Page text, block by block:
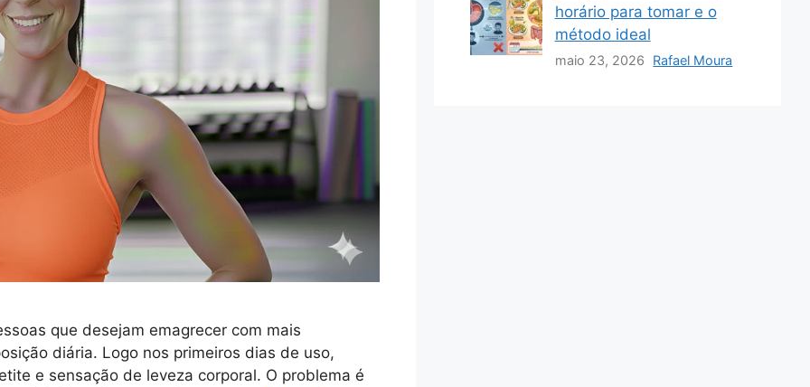
que desejam emagrecer com mais
diária. Logo nos primeiros dias de uso,
e sensação de leveza corporal. O problema é
horário para tomar e o
método ideal
maio 23, 2026 Rafael Moura